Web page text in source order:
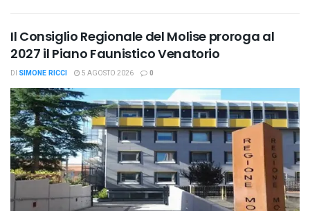
Il Consiglio Regionale del Molise proroga al
2027 il Piano Faunistico Venatorio
DI SIMONE RICCI 5 AGOSTO 2026 0